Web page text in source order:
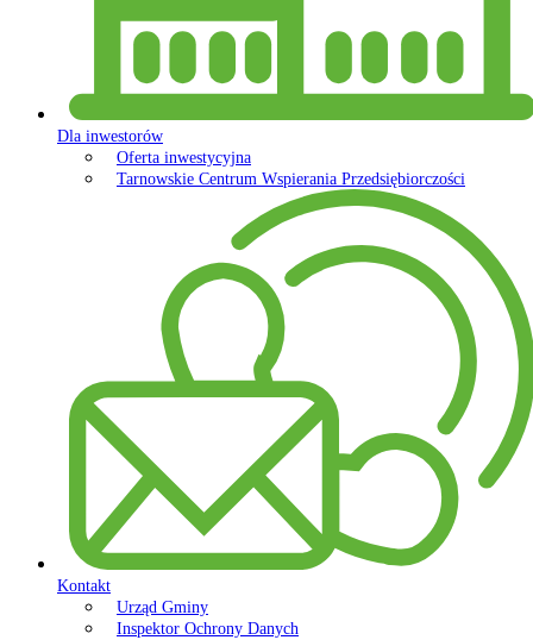
Dla inwestorów
Oferta inwestycyjna
Tarnowskie Centrum Wspierania Przedsiębiorczości
Kontakt
Urząd Gminy
Inspektor Ochrony Danych